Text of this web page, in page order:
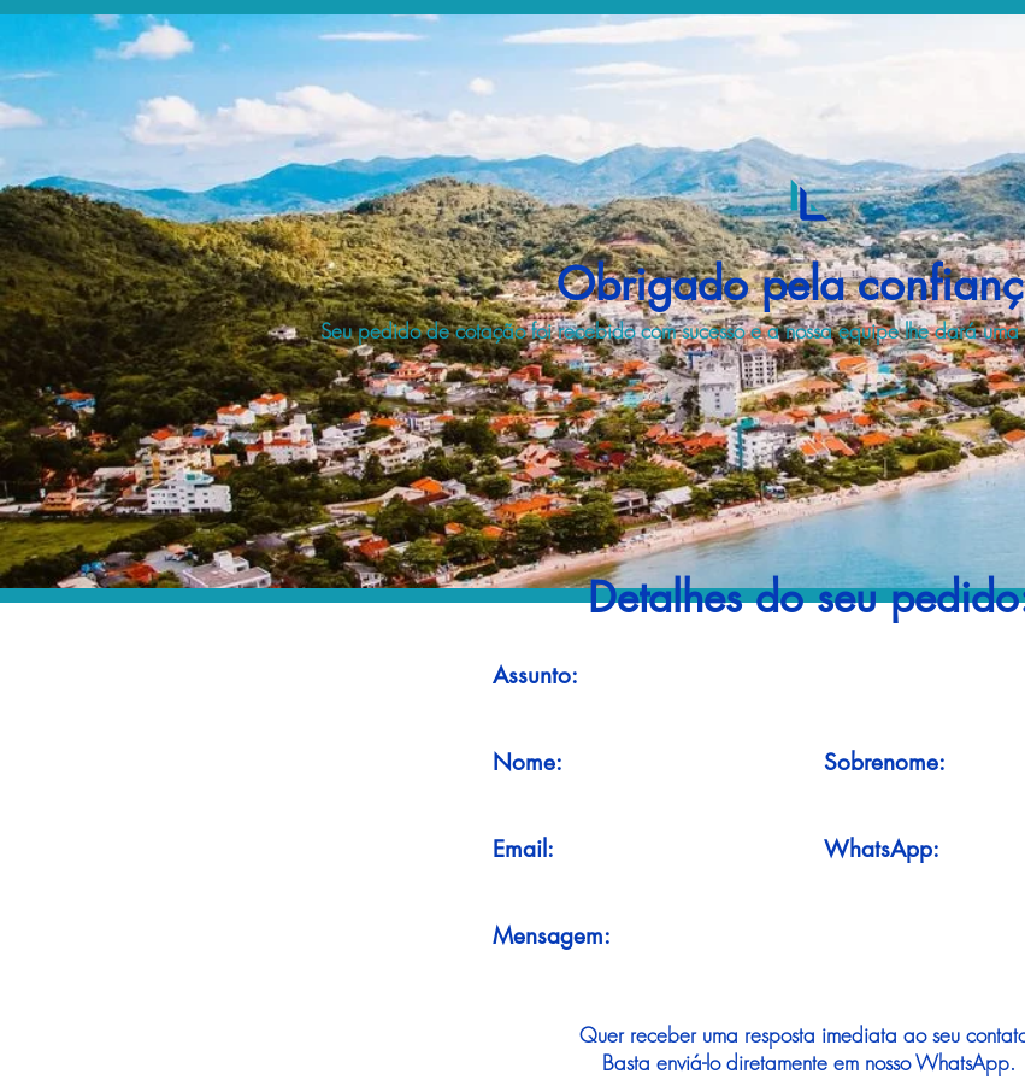
Obrigado pela
Seu pedido de cotação foi recebido com sucesso e a nossa equipe lhe dará
Detalhes do seu
Assunto:
Nome: Sobrenome:
Email: WhatsApp:
Mensagem:
Quer receber uma resposta imediata ao seu
Basta enviá-lo diretamente em nosso WhatsApp.